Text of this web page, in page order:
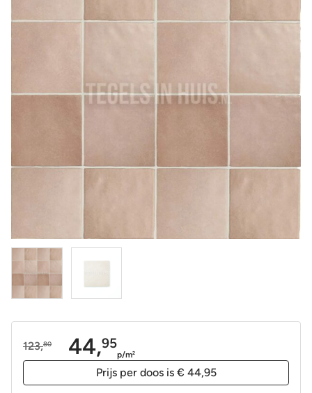
123,80
Oorspronkelijke
44,95
Huidige
p/m2
Prijs per doos is € 44,95